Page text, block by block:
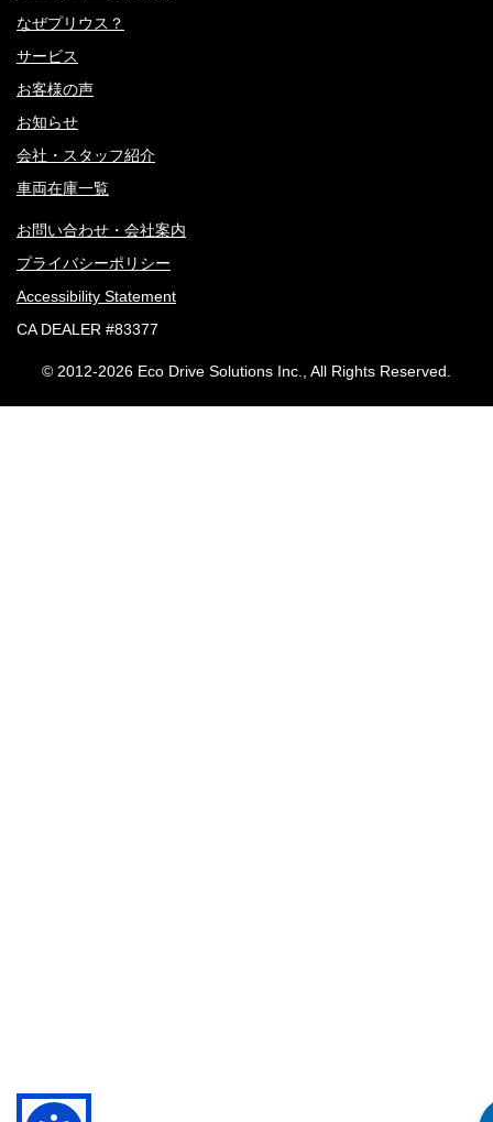
なぜプリウス？
サービス
お客様の声
お知らせ
会社・スタッフ紹介
車両在庫一覧
お問い合わせ・会社案内
プライバシーポリシー
Accessibility Statement
CA DEALER #83377
© 2012-2026 Eco Drive Solutions Inc., All Rights Reserved.